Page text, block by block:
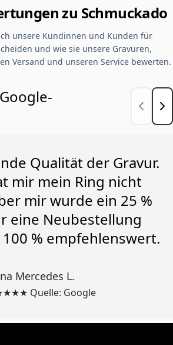
zu Schmuckado
unsere Kundinnen und Kunden für
und wie sie unsere Gravuren,
Versand und unseren Service bewerten.
Qualität der Gravur.
mir mein Ring nicht
mir wurde ein 25 %
eine Neubestellung
% empfehlenswert.
Mercedes L.
Quelle: Google